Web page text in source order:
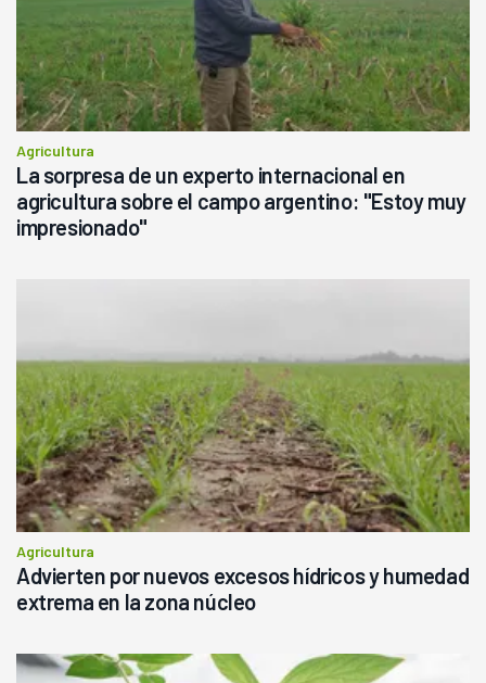
Agricultura
La sorpresa de un experto internacional en
agricultura sobre el campo argentino: "Estoy muy
impresionado"
Agricultura
Advierten por nuevos excesos hídricos y humedad
extrema en la zona núcleo